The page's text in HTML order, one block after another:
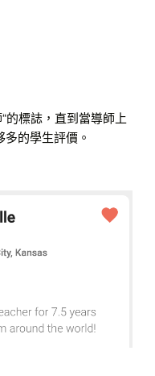
的標誌，直到當導師上
的學生評價。